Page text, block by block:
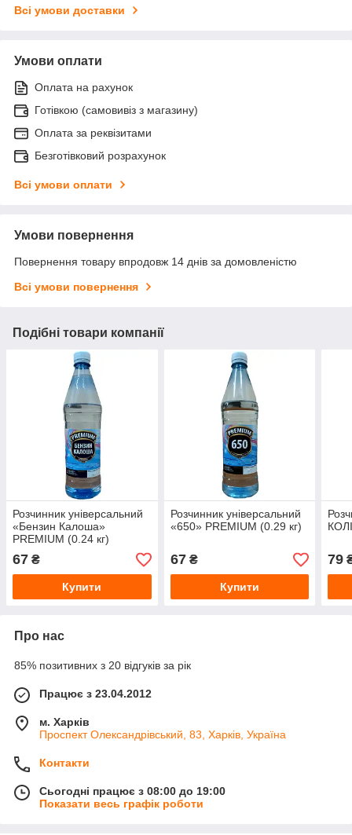
Всі умови доставки
Умови оплати
Оплата на рахунок
Готівкою (самовивіз з магазину)
Оплата за реквізитами
Безготівковий розрахунок
Всі умови оплати
Умови повернення
Повернення товару впродовж 14 днів за домовленістю
Всі умови повернення
Подібні товари компанії
Розчинник універсальний
«Бензин Калоша»
PREMIUM (0.24 кг)
67 ₴
Купити
Розчинник універсальний
«650» PREMIUM (0.29 кг)
67₴
Купити
79
Про нас
85% позитивних з 20 відгуків за рік
Працює з 23.04.2012
м. Харків
Проспект Олександрівський, 83, Харків, Україна
Контакти
Сьогодні працює з 08:00 до 19:00
Показати весь графік роботи